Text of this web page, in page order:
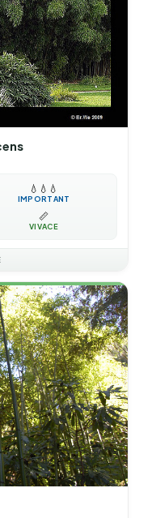
💧 💧 💧
IMPORTANT
📏
VIVACE